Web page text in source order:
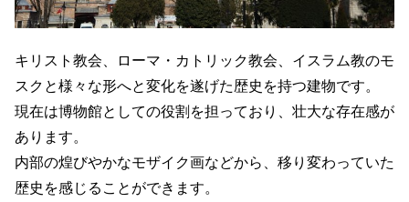
キリスト教会、ローマ・カトリック教会、イスラム教のモ
スクと様々な形へと変化を遂げた歴史を持つ建物です。
現在は博物館としての役割を担っており、壮大な存在感が
あります。
内部の煌びやかなモザイク画などから、移り変わっていた
歴史を感じることができます。